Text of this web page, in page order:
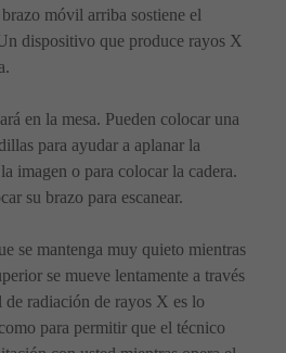
móvil arriba sostiene el
dispositivo que produce rayos X
en la mesa. Pueden colocar una
para ayudar a aplanar la
imagen o para colocar la cadera.
su brazo para escanear.
se mantenga muy quieto mientras
se mueve lentamente a través
radiación de rayos X es lo
para permitir que el técnico